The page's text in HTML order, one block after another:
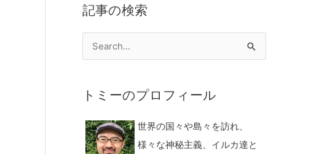
記事の検索
トミーのプロフィール
世界の国々や島々を訪れ、
様々な神秘主義、イルカ達と